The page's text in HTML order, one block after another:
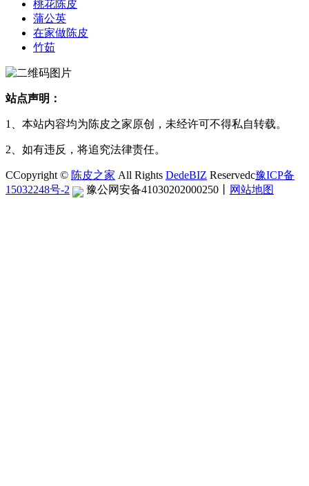
桃花陈皮
蒲公英
在家做陈皮
竹茹
站点声明：
1、本站内容均为陈皮之家原创，未经许可不得私自转载。
2、如有违反，将追究法律责任。
CCopyright © 陈皮之家 All Rights DedeBIZ Reservedc豫ICP备
15032248号-2
豫公网安备41030202000250 网站地图